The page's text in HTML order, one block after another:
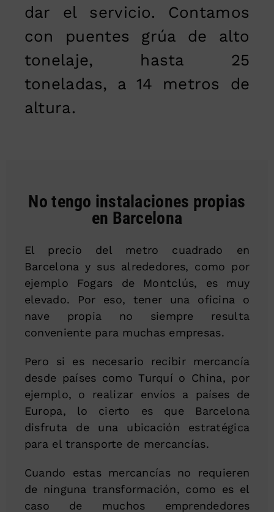
dar el servicio. Contamos
con puentes grúa de alto
tonelaje, hasta 25
toneladas, a 14 metros de
altura.
No tengo instalaciones propias
en Barcelona
El precio del metro cuadrado en
Barcelona y sus alrededores, como por
ejemplo Fogars de Montclús, es muy
elevado. Por eso, tener una oficina o
nave propia no siempre resulta
conveniente para muchas empresas.
Pero si es necesario recibir mercancía
desde países como Turquí o China, por
ejemplo, o realizar envíos a países de
Europa, lo cierto es que Barcelona
disfruta de una ubicación estratégica
para el transporte de mercancías.
Cuando estas mercancías no requieren
de ninguna transformación, como es el
caso de muchos emprendedores